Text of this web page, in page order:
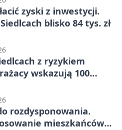
zyski z inwestycji.
blisko 84 tys. zł
z ryzykiem
wskazują 100
rozdysponowania.
mieszkańców